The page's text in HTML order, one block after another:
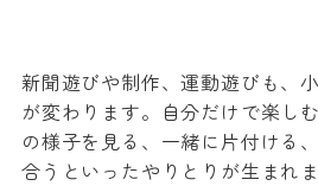
新聞遊びや制作、運動遊びも、
が変わります。自分だけで楽し
の様子を見る、一緒に片付ける
合うといったやりとりが生まれま